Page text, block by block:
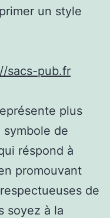
un style
sacs-pub.fr
plus
symbole de
réspond à
promouvant
de
soyez à la